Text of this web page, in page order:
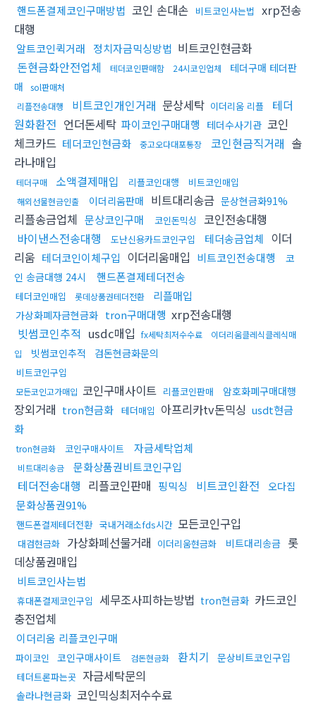
핸드폰결제코인구매방법 코인 손대손 비트코인사는법
xrp전송
대행
알트코인퀵거래 정치자금믹싱방법 비트코인현금화
돈현금화안전업체
테더코인판매함 24시코인업체
테더구매 테더판
매
sol판매처
리플전송대행
비트코인개인거래 문상세탁 이더리움 리플
테더
원화환전 언더돈세탁 파이코인구매대행 테더수사기관 코인
체크카드 테더코인현금화 중고오다대포통장 코인현금직거래 솔
라나매입
테더구매 소액결제매입 리플코인대행 비트코인매입
해외선물현금인출 이더리움판매 비트대리송금 문상현금화91%
리플송금업체 문상코인구매 코인돈믹싱
코인전송대행
바이낸스전송대행
도난신용카드코인구입 테더송금업체 이더
리움 테더코인이체구입 이더리움매입 비트코인전송대행
코
인 송금대행 24시
핸드폰결제테더전송
테더코인매입 롯데상품권테더전환 리플매입
가상화폐자금현금화 tron구매대행 xrp전송대행
빗썸코인추적 usdc매입 fx세탁최저수수료
이더리움클레식클레식매
입
빗썸코인추적 검돈현금화문의
비트코인구입
모든코인고가매입 코인구매사이트 리플코인판매 암호화폐구매대행
장외거래 tron현금화 테더매입 아프리카tv돈믹싱 usdt현금
화
tron현금화 코인구매사이트 자금세탁업체
비트대리송금 문화상품권비트코인구입
테더전송대행 리플코인판매 핑믹싱 비트코인환전 오다집
문화상품권91%
핸드폰결제테더전환 국내거래소fds시간 모든코인구입
대검현금화 가상화폐선물거래 이더리움현금화 비트대리송금 롯
데상품권매입
비트코인사는법
휴대폰결제코인구입 세무조사피하는방법 tron현금화 카드코인
충전업체
이더리움 리플코인구매
파이코인 코인구매사이트 검돈현금화 환치기 문상비트코인구입
테더트론파는곳 자금세탁문의
솔라나현금화 코인믹싱최저수수료